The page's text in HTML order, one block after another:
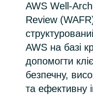
AWS Well-
Review
AWS на базі
допомогти
безпечну,
та ефективну